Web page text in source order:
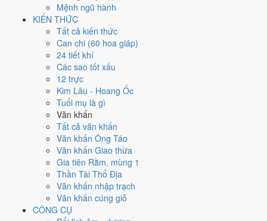
Mệnh ngũ hành
KIẾN THỨC
Tất cả kiến thức
Can chi (60 hoa giáp)
24 tiết khí
Các sao tốt xấu
12 trực
Kim Lâu - Hoang Ốc
Tuổi mụ là gì
Văn khấn
Tất cả văn khấn
Văn khấn Ông Táo
Văn khấn Giao thừa
Gia tiên Rằm, mùng 1
Thần Tài Thổ Địa
Văn khấn nhập trạch
Văn khấn cúng giỗ
CÔNG CỤ
Ngày Đại Cát, rất hợp cho cưới hỏi, khai trương, ký kết.
Tý, Thìn, Tỵhợp ngày; tuổi
Ngày 25/10/2026 tốt hay xấu cho
việc gì?
Ngày 25/10/2026 đạt8.6/10trung bình cho 7 việc chính: cao nhất là
Chữa bệnh (tham khảo) (10/10)
. Trực Khai (ngày khai mở, bắt đầu mới) và gặp Sao Kim Quỹ
hoàng đạo nên điểm từng việc chênh nhau như bảng dưới.
Cưới hỏi - đính hôn
Rất tốt
Cưới hỏi - đính hôn hôm nay ở
Khai và Ngày Hoàng Đạo
Cách tính ngày tốt
🏪
Khai trương - mở cửa hàng